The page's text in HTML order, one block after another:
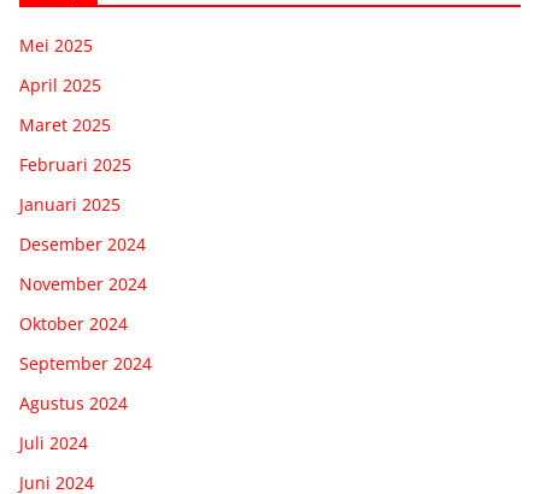
Mei 2025
April 2025
Maret 2025
Februari 2025
Januari 2025
Desember 2024
November 2024
Oktober 2024
September 2024
Agustus 2024
Juli 2024
Juni 2024